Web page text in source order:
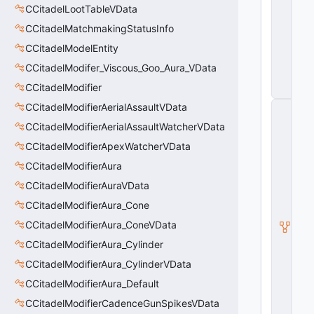
CCitadelLootTableVData
CCitadelMatchmakingStatusInfo
CCitadelModelEntity
CCitadelModifer_Viscous_Goo_Aura_VData
CCitadelModifier
CCitadelModifierAerialAssaultVData
CCitadelModifierAerialAssaultWatcherVData
CCitadelModifierApexWatcherVData
CCitadelModifierAura
CCitadelModifierAuraVData
CCitadelModifierAura_Cone
CCitadelModifierAura_ConeVData
CCitadelModifierAura_Cylinder
CCitadelModifierAura_CylinderVData
CCitadelModifierAura_Default
CCitadelModifierCadenceGunSpikesVData